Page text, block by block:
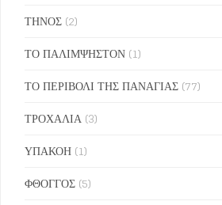
ΤΗΝΟΣ (2)
ΤΟ ΠΑΛΙΜΨΗΣΤΟΝ (1)
ΤΟ ΠΕΡΙΒΟΛΙ ΤΗΣ ΠΑΝΑΓΙΑΣ (77)
ΤΡΟΧΑΛΙΑ (3)
ΥΠΑΚΟΗ (1)
ΦΘΟΓΓΟΣ (5)